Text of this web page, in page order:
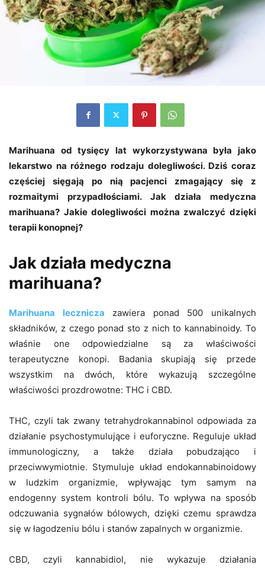
Marihuana od tysięcy lat wykorzystywana była jako
lekarstwo na różnego rodzaju dolegliwości. Dziś coraz
częściej sięgają po nią pacjenci zmagający się z
rozmaitymi przypadłościami. Jak działa medyczna
marihuana? Jakie dolegliwości można zwalczyć dzięki
terapii konopnej?
Jak działa medyczna
marihuana?
Marihuana lecznicza zawiera ponad 500 unikalnych
składników, z czego ponad sto z nich to kannabinoidy. To
właśnie one odpowiedzialne są za właściwości
terapeutyczne konopi. Badania skupiają się przede
wszystkim na dwóch, które wykazują szczególne
właściwości prozdrowotne: THC i CBD.
THC, czyli tak zwany tetrahydrokannabinol odpowiada za
działanie psychostymulujące i euforyczne. Reguluje układ
immunologiczny, a także działa pobudzająco i
przeciwwymiotnie. Stymuluje układ endokannabinoidowy
w ludzkim organizmie, wpływając tym samym na
endogenny system kontroli bólu. To wpływa na sposób
odczuwania sygnałów bólowych, dzięki czemu sprawdza
się w łagodzeniu bólu i stanów zapalnych w organizmie.
CBD, czyli kannabidiol, nie wykazuje działania